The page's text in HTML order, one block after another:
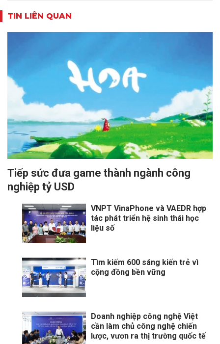
TIN LIÊN QUAN
Tiếp sức đưa game thành ngành công
nghiệp tỷ USD
VNPT VinaPhone và VAEDR hợp
tác phát triển hệ sinh thái học
liệu số
Tìm kiếm 600 sáng kiến trẻ vì
cộng đồng bền vững
Doanh nghiệp công nghệ Việt
cần làm chủ công nghệ chiến
lược, vươn ra thị trường quốc tế